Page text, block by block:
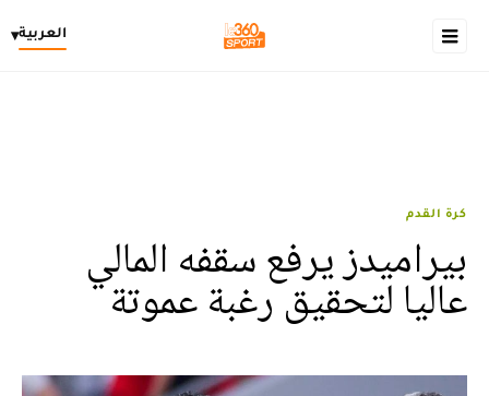
العربية▾
كرة القدم
بيراميدز يرفع سقفه المالي
عاليا لتحقيق رغبة عموتة